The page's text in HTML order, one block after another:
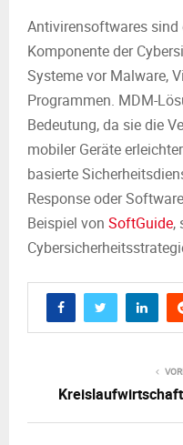
Antivirensoftwares sind
Komponente der
Systeme vor Malware,
Programmen. MDM-
Bedeutung, da sie die
mobiler Geräte
basierte
Response oder
Beispiel von SoftGuide,